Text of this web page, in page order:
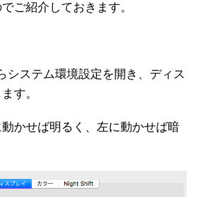
ご紹介しておきます。
ステム環境設定を開き、ディス
す。
かせば明るく、左に動かせば暗